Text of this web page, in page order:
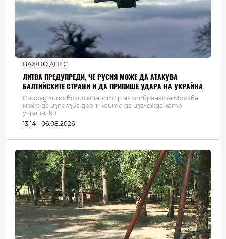
ВАЖНО ДНЕС
ЛИТВА ПРЕДУПРЕДИ, ЧЕ РУСИЯ МОЖЕ ДА АТАКУВА
БАЛТИЙСКИТЕ СТРАНИ И ДА ПРИПИШЕ УДАРА НА УКРАЙНА
Според литовския министър на отбраната Москва
може да използва дрон, който да изглежда като
украински
13:14 - 06.08.2026